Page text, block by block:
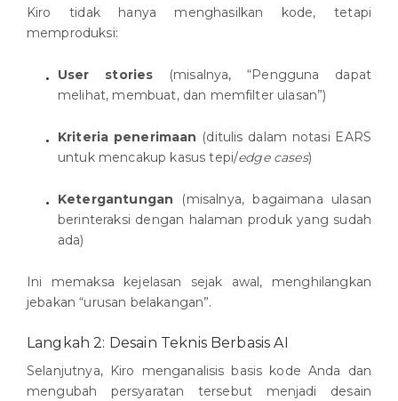
Kiro tidak hanya menghasilkan kode, tetapi
memproduksi:
User stories (misalnya, “Pengguna dapat
melihat, membuat, dan memfilter ulasan”)
Kriteria penerimaan (ditulis dalam notasi EARS
untuk mencakup kasus tepi/edge cases)
Ketergantungan (misalnya, bagaimana ulasan
berinteraksi dengan halaman produk yang sudah
ada)
Ini memaksa kejelasan sejak awal, menghilangkan
jebakan “urusan belakangan”.
Langkah 2: Desain Teknis Berbasis AI
Selanjutnya, Kiro menganalisis basis kode Anda dan
mengubah persyaratan tersebut menjadi desain